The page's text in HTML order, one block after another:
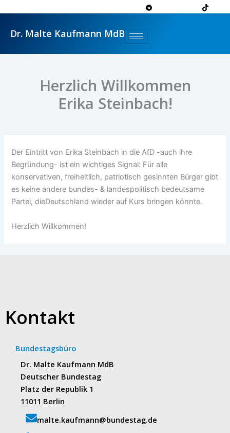
springen
Dr. Malte Kaufmann MdB
Herzlich Willkommen
Erika Steinbach!
Der Eintritt von Erika Steinbach in dieAfD -auch ihre
Begründung- ist ein wichtiges Signal: Für alle
konservativen, freiheitlich, patriotisch gesinnten Bürger gibt
es keine andere bundes- & landespolitisch bedeutsame
Partei, dieDeutschland wieder auf Kurs bringen könnte.
Herzlich Willkommen!
Kontakt
Bundestagsbüro
Dr. Malte Kaufmann MdB
Deutscher Bundestag
Platz der Republik 1
11011 Berlin
malte.kaufmann@bundestag.de